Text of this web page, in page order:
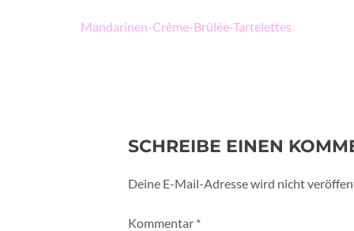
Beitragsnavigation
Mandarinen-Crème-Brûlée-Tartelettes
SCHREIBE EINEN
Deine E-Mail-Adresse wird nicht
Kommentar *